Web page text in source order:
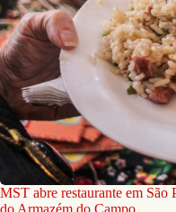
MST abre restaurante em São
do Armazém do Campo